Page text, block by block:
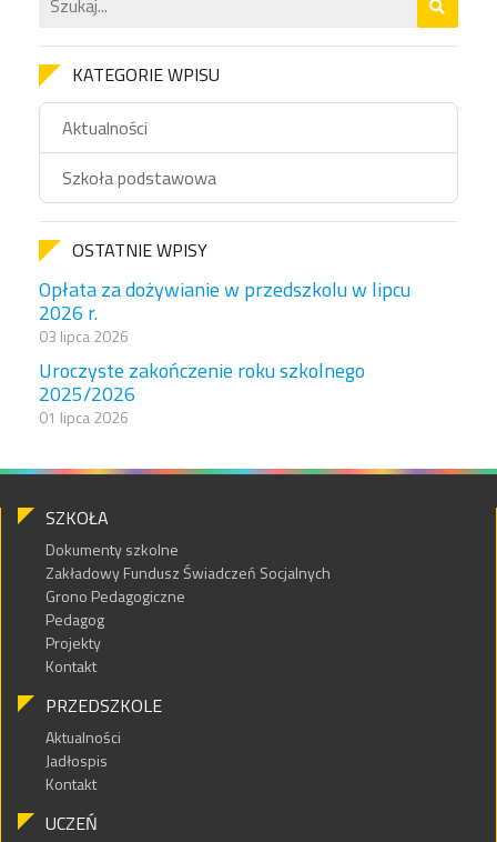
KATEGORIE WPISU
Aktualności
Szkoła podstawowa
OSTATNIE WPISY
Opłata za dożywianie w przedszkolu w lipcu
2026 r.
03 lipca 2026
Uroczyste zakończenie roku szkolnego
2025/2026
01 lipca 2026
SZKOŁA
Dokumenty szkolne
Zakładowy Fundusz Świadczeń Socjalnych
Grono Pedagogiczne
Pedagog
Projekty
Kontakt
PRZEDSZKOLE
Aktualności
Jadłospis
Kontakt
UCZEŃ